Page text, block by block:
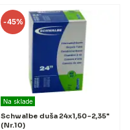
-45%
Na sklade
Schwalbe duša 24x1,50-2,35"
(Nr.10)